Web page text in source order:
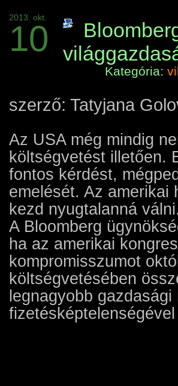
2013. okt.
10
Kategória:
szerző: Tatyjana
Az USA még mindig
költségvetést illetően.
fontos kérdést,
emelését. Az amerikai
kezd nyugtalanná válni.
A Bloomberg
ha az amerikai
kompromisszumot
költségvetésében
legnagyobb